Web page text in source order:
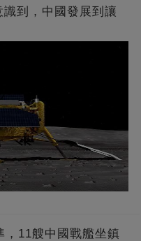
到，中國發展到讓
，11艘中國戰艦坐鎮